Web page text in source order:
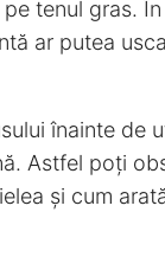
tenul gras.
ar putea
înainte de
Astfel poți
și cum